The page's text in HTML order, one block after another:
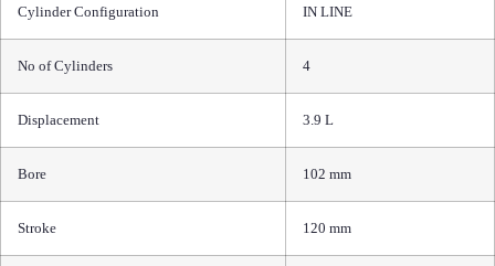
Cylinder Configuration IN LINE
No of Cylinders 4
Displacement 3.9 L
Bore 102 mm
Stroke 120 mm